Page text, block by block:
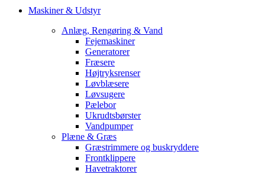
Maskiner & Udstyr
Anlæg, Rengøring & Vand
Fejemaskiner
Generatorer
Fræsere
Højtryksrenser
Løvblæsere
Løvsugere
Pælebor
Ukrudtsbørster
Vandpumper
Plæne & Græs
Græstrimmere og buskryddere
Frontklippere
Havetraktorer